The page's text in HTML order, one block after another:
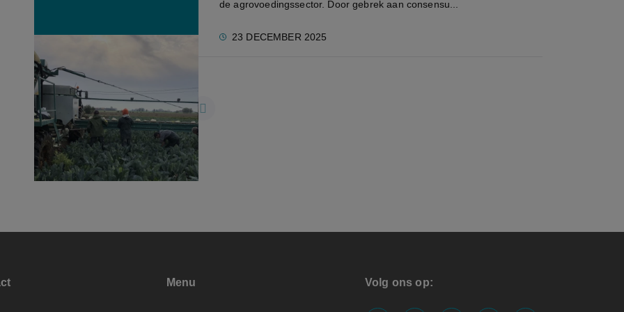
de agrovoedingssector. Door gebrek aan consensu...
23 DECEMBER 2025
1 2 3 ... 15
Menu Volg ons op: